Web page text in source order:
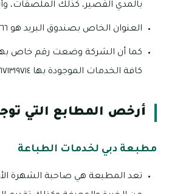
بالمدي القصير، كذلك الملصقات،
العنوان الخاص بصندوق البريد هو ٥٢٦٦، دبي.
كما أن الشركة وضعت رقم خاص
كافة الخدمات الموجودة بها ٢٦٦٧١٣١٩٧١٤.
أرخص المطابع التي
مطبعة دبي لخدمات الطباعة
تعد المطبعة هي صاحبة الشهرة